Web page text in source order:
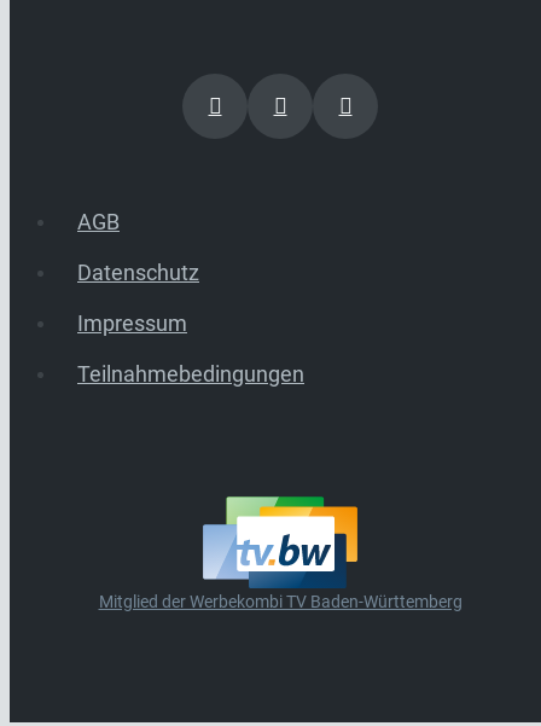
AGB
Datenschutz
Impressum
Teilnahmebedingungen
Mitglied der Werbekombi TV Baden-Württemberg